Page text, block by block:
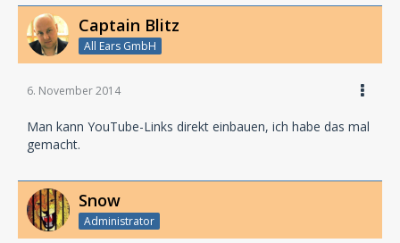
Captain Blitz
All Ears GmbH
6. November 2014
Man kann YouTube-Links direkt einbauen, ich habe das mal
gemacht.
Snow
Administrator